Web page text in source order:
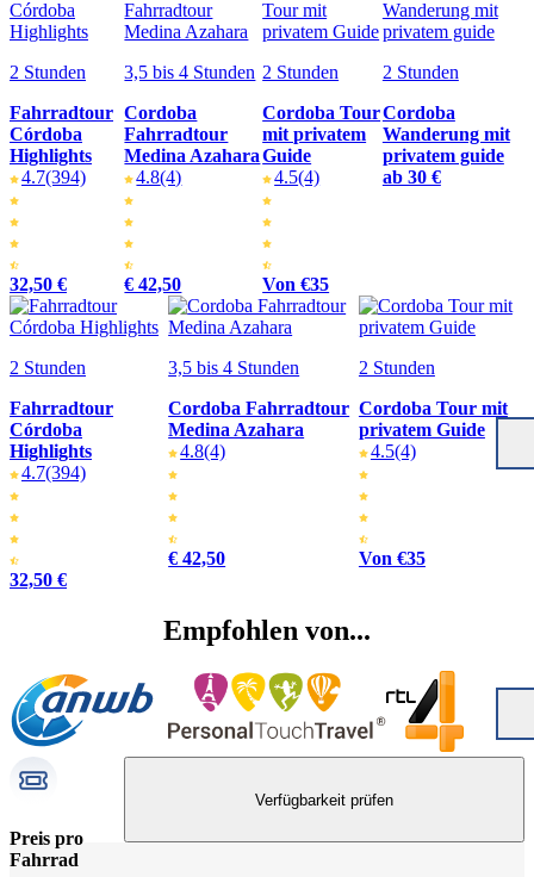
2 Stunden
Fahrradtour
Córdoba
Highlights
4.7(394)
32,50 €
3,5 bis 4 Stunden
Cordoba
Fahrradtour
Medina Azahara
4.8(4)
€ 42,50
2 Stunden
Cordoba Tour
mit privatem
Guide
4.5(4)
Von €35
2 Stunden
Cordoba
Wanderung mit
privatem guide
ab 30 €
2 Stunden
Fahrradtour
Córdoba
Highlights
4.7(394)
32,50 €
3,5 bis 4 Stunden
Cordoba Fahrradtour
Medina Azahara
4.8(4)
€ 42,50
2 Stunden
Cordoba Tour mit
privatem Guide
4.5(4)
Von €35
Empfohlen von...
Preis pro
Fahrrad
Verfügbarkeit prüfen